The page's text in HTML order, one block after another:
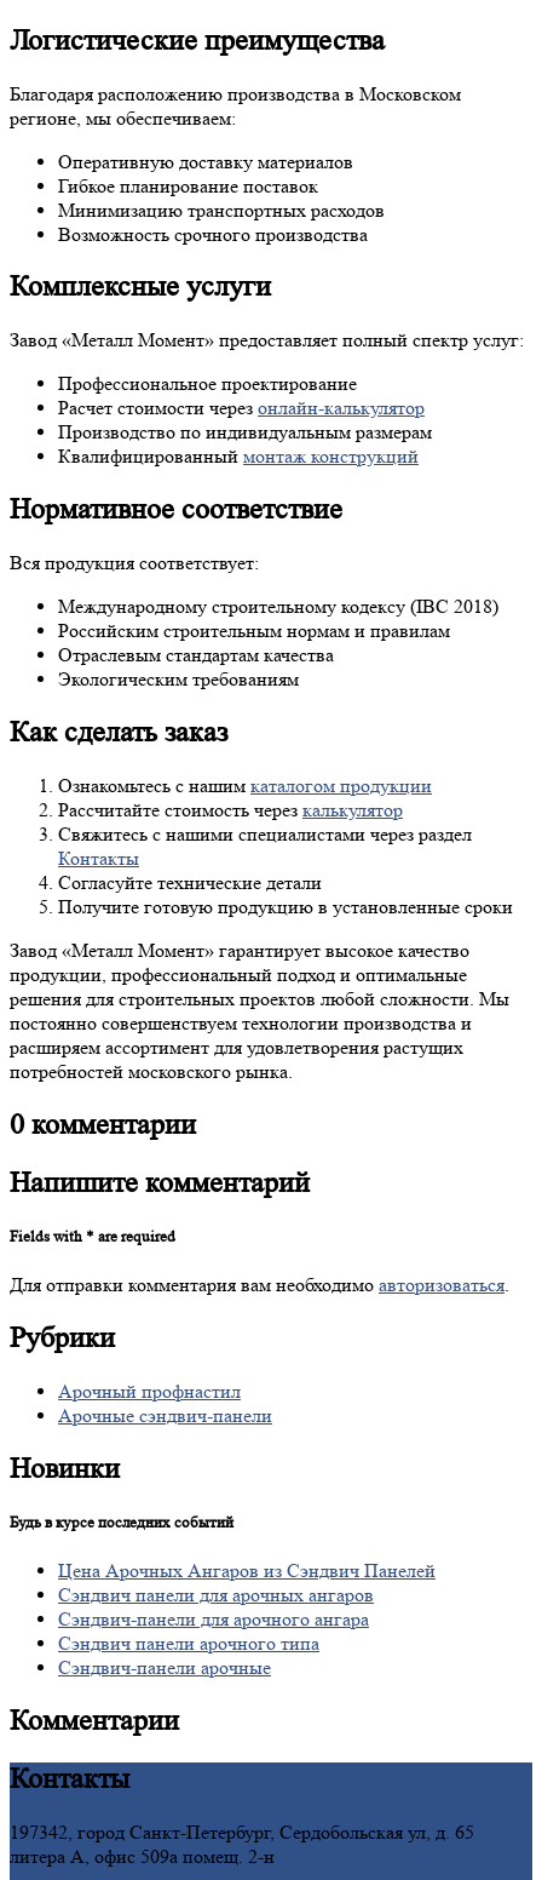
Логистические преимущества
Благодаря расположению производства в Московском
регионе, мы обеспечиваем:
Оперативную доставку материалов
Гибкое планирование поставок
Минимизацию транспортных расходов
Возможность срочного производства
Комплексные услуги
Завод «Металл Момент» предоставляет полный спектр услуг:
Профессиональное проектирование
Расчет стоимости через онлайн-калькулятор
Производство по индивидуальным размерам
Квалифицированный монтаж конструкций
Нормативное соответствие
Вся продукция соответствует:
Международному строительному кодексу (IBC 2018)
Российским строительным нормам и правилам
Отраслевым стандартам качества
Экологическим требованиям
Как сделать заказ
Ознакомьтесь с нашим каталогом продукции
Рассчитайте стоимость через калькулятор
Свяжитесь с нашими специалистами через раздел
Контакты
Согласуйте технические детали
Получите готовую продукцию в установленные сроки
Завод «Металл Момент» гарантирует высокое качество
продукции, профессиональный подход и оптимальные
решения для строительных проектов любой сложности. Мы
постоянно совершенствуем технологии производства и
расширяем ассортимент для удовлетворения растущих
потребностей московского рынка.
0комментарии
Напишите комментарий
Fields with * are required
Для отправки комментария вам необходимо авторизоваться.
Рубрики
Арочный профнастил
Арочные сэндвич-панели
Новинки
Будь в курсе последних событий
Цена Арочных Ангаров из Сэндвич Панелей
Сэндвич панели для арочных ангаров
Сэндвич-панели для арочного ангара
Сэндвич панели арочного типа
Сэндвич-панели арочные
Комментарии
Контакты
197342, город Санкт-Петербург, Сердобольская ул, д. 65
литера А, офис 509а помещ. 2-н